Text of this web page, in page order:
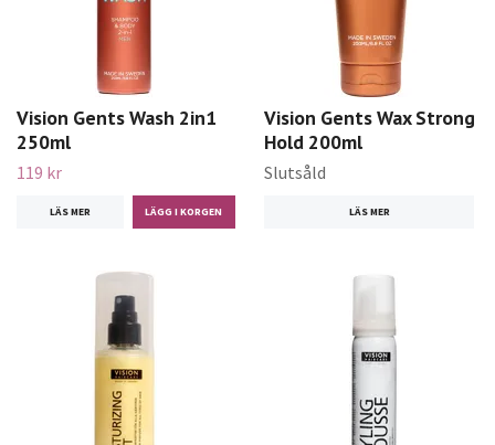
Vision Gents Wash 2in1
250ml
119 kr
LÄS MER
Vision Gents Wax Strong
Hold 200ml
Slutsåld
LÄS MER